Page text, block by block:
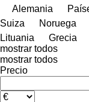
Alemania
Suiza
Noruega
Lituania
Grecia
mostrar todos
mostrar todos
Precio